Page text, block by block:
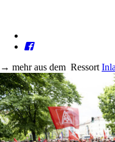
→ mehr aus dem Ressort